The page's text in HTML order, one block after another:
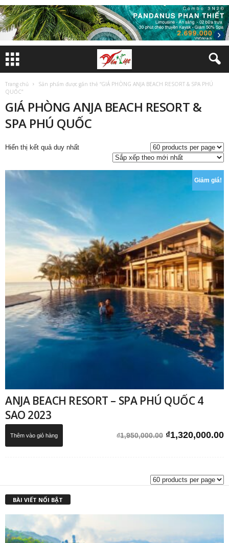
Trang chủ
Sản phẩm được gắn thẻ “GIÁ PHÒNG ANJA BEACH RESORT & SPA PHÚ
QUỐC”
GIÁ PHÒNG ANJA BEACH RESORT &
SPA PHÚ QUỐC
Hiển thị kết quả duy nhất
Giảm giá!
ANJA BEACH RESORT – SPA PHÚ QUỐC 4
SAO 2023
₫1,950,000.00 Giá
₫1,320,000.00
Thêm vào giỏ hàng
BÀI VIẾT NỔI BẬT